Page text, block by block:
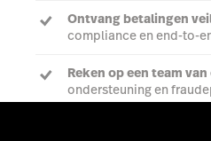
Ontvang betalingen
compliance en end-to-
Reken op een team
ondersteuning en